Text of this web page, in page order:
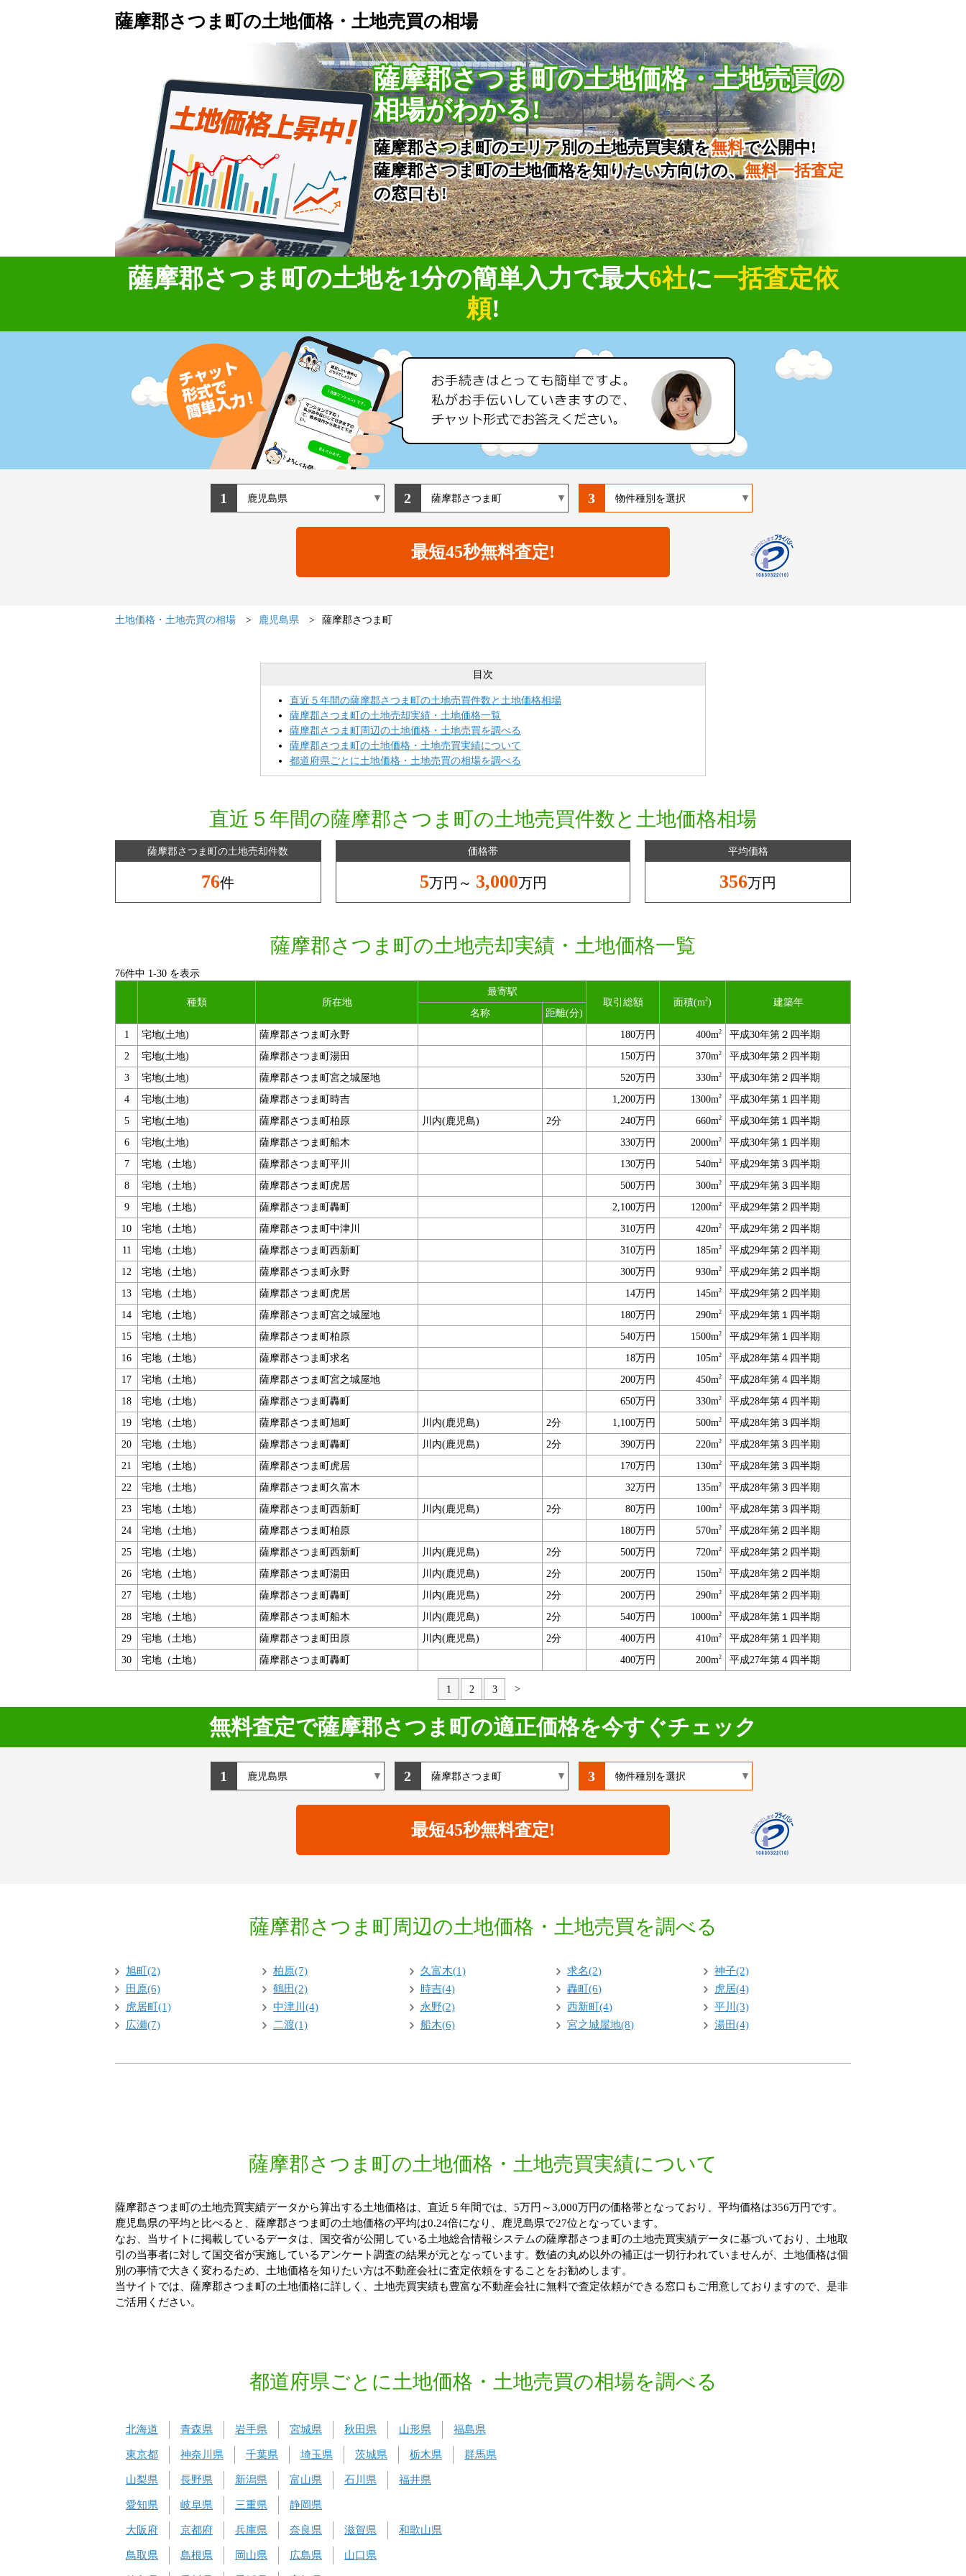
薩摩郡さつま町の土地価格・土地売買の相場
薩摩郡さつま町の土地価格・土地売買の
相場がわかる!
薩摩郡さつま町のエリア別の土地売買実績を無料で公開中!
薩摩郡さつま町の土地価格を知りたい方向けの、無料一括査定
の窓口も!
薩摩郡さつま町の土地を1分の簡単入力で最大6社に一括査定依
頼!
1 2 3
土地価格・土地売買の相場 鹿児島県 薩摩郡さつま町
目次
直近５年間の薩摩郡さつま町の土地売買件数と土地価格相場
薩摩郡さつま町の土地売却実績・土地価格一覧
薩摩郡さつま町周辺の土地価格・土地売買を調べる
薩摩郡さつま町の土地価格・土地売買実績について
都道府県ごとに土地価格・土地売買の相場を調べる
直近５年間の薩摩郡さつま町の土地売買件数と土地価格相場
薩摩郡さつま町の土地売却件数
76件
価格帯
5万円～ 3,000万円
平均価格
356万円
薩摩郡さつま町の土地売却実績・土地価格一覧
76件中 1-30 を表示
種類 所在地
最寄駅
取引総額
面積(m2)
建築年
名称
距離(分)
1
宅地(土地) 薩摩郡さつま町永野 180万円 400m2
平成30年第２四半期
2
宅地(土地) 薩摩郡さつま町湯田 150万円 370m2
平成30年第２四半期
3
宅地(土地) 薩摩郡さつま町宮之城屋地 520万円 330m2
平成30年第２四半期
4
宅地(土地) 薩摩郡さつま町時吉 1,200万円 1300m2
平成30年第１四半期
5
宅地(土地) 薩摩郡さつま町柏原 川内(鹿児島) 2分 240万円 660m2
平成30年第１四半期
6
宅地(土地) 薩摩郡さつま町船木 330万円 2000m2
平成30年第１四半期
7
宅地（土地） 薩摩郡さつま町平川 130万円 540m2
平成29年第３四半期
8
宅地（土地） 薩摩郡さつま町虎居 500万円 300m2
平成29年第３四半期
9
宅地（土地） 薩摩郡さつま町轟町 2,100万円 1200m2
平成29年第２四半期
10
宅地（土地） 薩摩郡さつま町中津川 310万円 420m2
平成29年第２四半期
11
宅地（土地） 薩摩郡さつま町西新町 310万円 185m2
平成29年第２四半期
12
宅地（土地） 薩摩郡さつま町永野 300万円 930m2
平成29年第２四半期
13
宅地（土地） 薩摩郡さつま町虎居 14万円 145m2
平成29年第２四半期
14
宅地（土地） 薩摩郡さつま町宮之城屋地 180万円 290m2
平成29年第１四半期
15
宅地（土地） 薩摩郡さつま町柏原 540万円 1500m2
平成29年第１四半期
16
宅地（土地） 薩摩郡さつま町求名 18万円 105m2
平成28年第４四半期
17
宅地（土地） 薩摩郡さつま町宮之城屋地 200万円 450m2
平成28年第４四半期
18
宅地（土地） 薩摩郡さつま町轟町 650万円 330m2
平成28年第４四半期
19
宅地（土地） 薩摩郡さつま町旭町 川内(鹿児島) 2分 1,100万円 500m2
平成28年第３四半期
20
宅地（土地） 薩摩郡さつま町轟町 川内(鹿児島) 2分 390万円 220m2
平成28年第３四半期
21
宅地（土地） 薩摩郡さつま町虎居 170万円 130m2
平成28年第３四半期
22
宅地（土地） 薩摩郡さつま町久富木 32万円 135m2
平成28年第３四半期
23
宅地（土地） 薩摩郡さつま町西新町 川内(鹿児島) 2分 80万円 100m2
平成28年第３四半期
24
宅地（土地） 薩摩郡さつま町柏原 180万円 570m2
平成28年第２四半期
25
宅地（土地） 薩摩郡さつま町西新町 川内(鹿児島) 2分 500万円 720m2
平成28年第２四半期
26
宅地（土地） 薩摩郡さつま町湯田 川内(鹿児島) 2分 200万円 150m2
平成28年第２四半期
27
宅地（土地） 薩摩郡さつま町轟町 川内(鹿児島) 2分 200万円 290m2
平成28年第２四半期
28
宅地（土地） 薩摩郡さつま町船木 川内(鹿児島) 2分 540万円 1000m2
平成28年第１四半期
29
宅地（土地） 薩摩郡さつま町田原 川内(鹿児島) 2分 400万円 410m2
平成28年第１四半期
30
宅地（土地） 薩摩郡さつま町轟町 400万円 200m2 平成27年第４四半期
1 2 3 >
無料査定で薩摩郡さつま町の適正価格を今すぐチェック
1 2 3
薩摩郡さつま町周辺の土地価格・土地売買を調べる
旭町(2) 柏原(7) 久富木(1) 求名(2)
神子(2)
田原(6)
鶴田(2) 時吉(4) 轟町(6)
虎居(4)
虎居町(1)
中津川(4) 永野(2) 西新町(4)
平川(3)
広瀬(7)
二渡(1) 船木(6) 宮之城屋地(8) 湯田(4)
薩摩郡さつま町の土地価格・土地売買実績について
薩摩郡さつま町の土地売買実績データから算出する土地価格は、直近５年間では、5万円～3,000万円の価格帯となっており、平均価格は356万円です。
鹿児島県の平均と比べると、薩摩郡さつま町の土地価格の平均は0.24倍になり、鹿児島県で27位となっています。
なお、当サイトに掲載しているデータは、国交省が公開している土地総合情報システムの薩摩郡さつま町の土地売買実績データに基づいており、土地取
引の当事者に対して国交省が実施しているアンケート調査の結果が元となっています。数値の丸め以外の補正は一切行われていませんが、土地価格は個
別の事情で大きく変わるため、土地価格を知りたい方は不動産会社に査定依頼をすることをお勧めします。
当サイトでは、薩摩郡さつま町の土地価格に詳しく、土地売買実績も豊富な不動産会社に無料で査定依頼ができる窓口もご用意しておりますので、是非
ご活用ください。
都道府県ごとに土地価格・土地売買の相場を調べる
北海道 青森県 岩手県 宮城県 秋田県 山形県 福島県
東京都 神奈川県 千葉県 埼玉県 茨城県 栃木県 群馬県
山梨県 長野県 新潟県 富山県 石川県 福井県
愛知県 岐阜県 三重県 静岡県
大阪府 京都府 兵庫県 奈良県 滋賀県 和歌山県
鳥取県 島根県 岡山県 広島県 山口県